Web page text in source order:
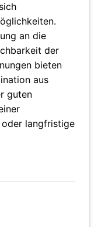
an die
der
bieten
aus
guten
langfristige